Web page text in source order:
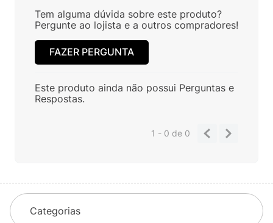
Tem alguma dúvida sobre este produto?
Pergunte ao lojista e a outros compradores!
FAZER PERGUNTA
Este produto ainda não possui Perguntas e
Respostas.
1 - 0de 0
Categorias